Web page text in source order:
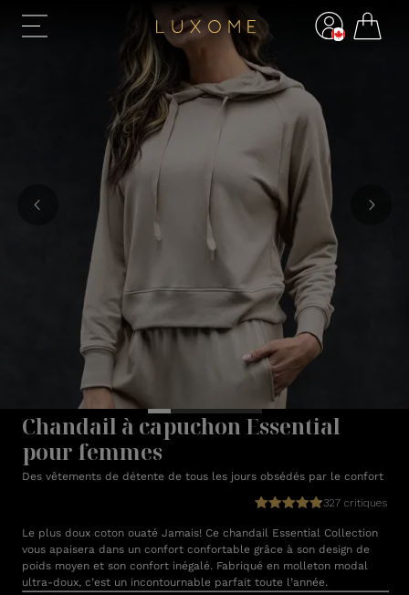
Chandail à capuchon Essential
pour femmes
Des vêtements de détente de tous les jours obsédés par le confort
327 critiques
Le plus doux coton ouaté Jamais! Ce chandail Essential Collection
vous apaisera dans un confort confortable grâce à son design de
poids moyen et son confort inégalé. Fabriqué en molleton modal
ultra-doux, c’est un incontournable parfait toute l’année.